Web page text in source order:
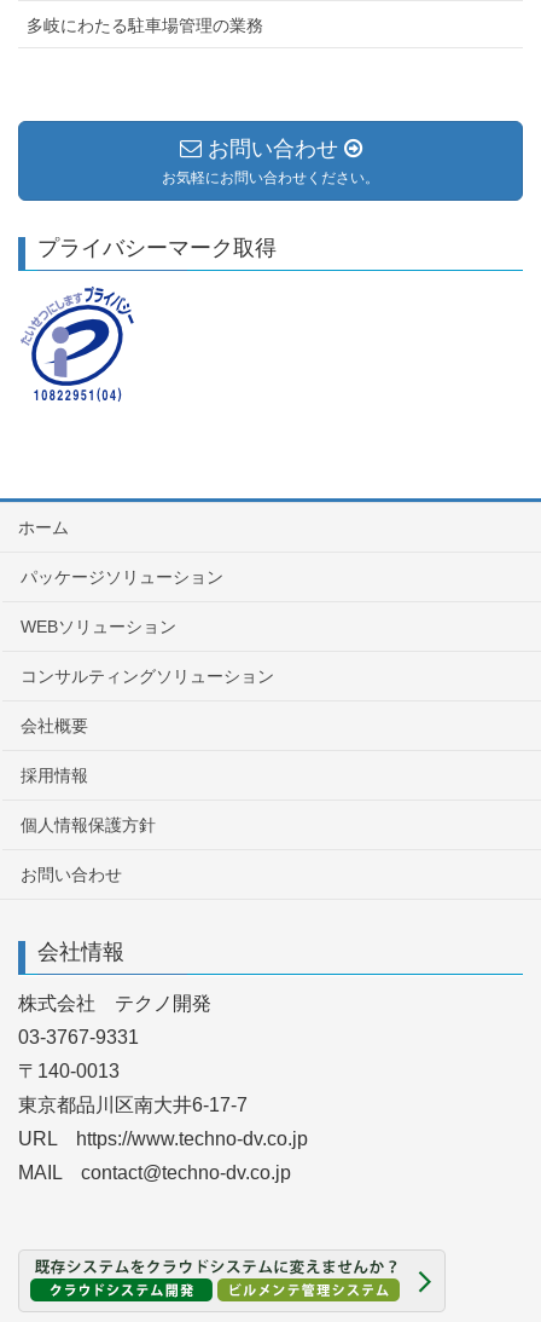
多岐にわたる駐車場管理の業務
お問い合わせ
お気軽にお問い合わせください。
プライバシーマーク取得
ホーム
パッケージソリューション
WEBソリューション
コンサルティングソリューション
会社概要
採用情報
個人情報保護方針
お問い合わせ
会社情報
株式会社 テクノ開発
03-3767-9331
〒140-0013
東京都品川区南大井6-17-7
URL https://www.techno-dv.co.jp
MAIL contact@techno-dv.co.jp